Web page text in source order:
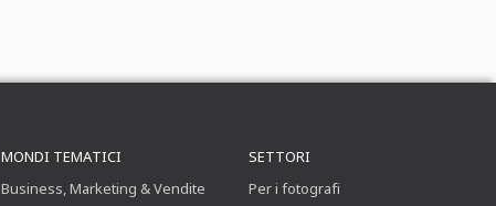
MONDI TEMATICI
Business, Marketing & Vendite
SETTORI
Per i fotografi